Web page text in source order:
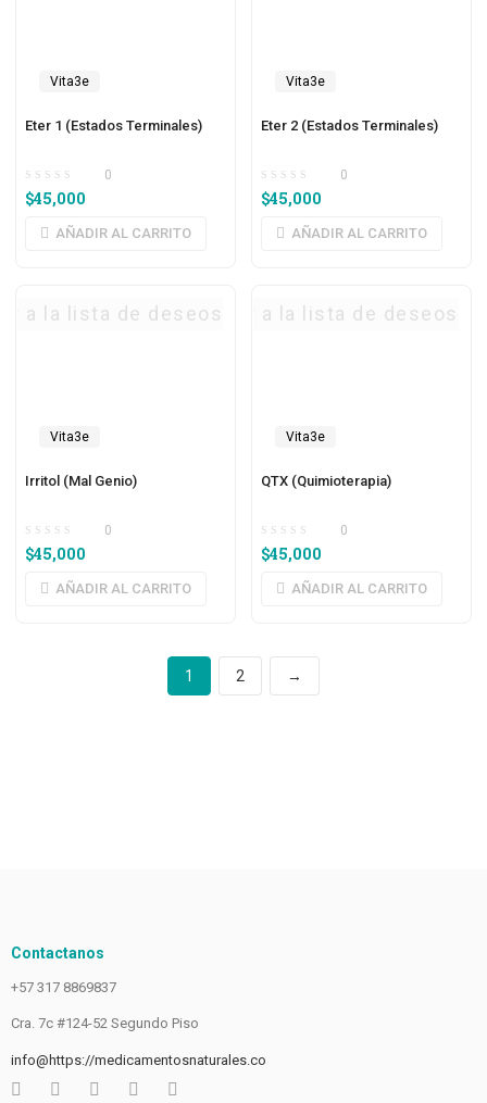
Vita3e
Eter 1 (Estados Terminales)
0
$45,000
AÑADIR AL CARRITO
Vita3e
Eter 2 (Estados Terminales)
0
$45,000
AÑADIR AL CARRITO
Vita3e
a la lista de deseos
Irritol (Mal Genio)
0
$45,000
AÑADIR AL CARRITO
Vita3e
Agregar a la lista de deseos
QTX (Quimioterapia)
0
$45,000
AÑADIR AL CARRITO
1 2 →
Contactanos
+57 317 8869837
Cra. 7c #124-52 Segundo Piso
info@https://medicamentosnaturales.co